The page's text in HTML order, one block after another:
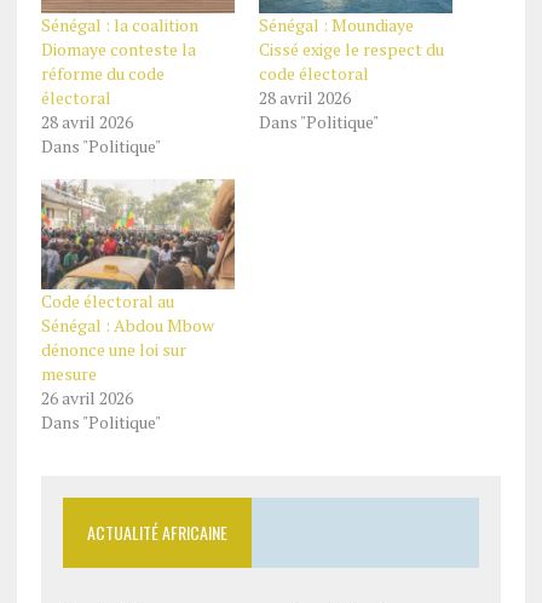
Sénégal : la coalition
Diomaye conteste la
réforme du code
électoral
28 avril 2026
Dans "Politique"
Sénégal : Moundiaye
Cissé exige le respect du
code électoral
28 avril 2026
Dans "Politique"
Code électoral au
Sénégal : Abdou Mbow
dénonce une loi sur
mesure
26 avril 2026
Dans "Politique"
ACTUALITÉ AFRICAINE